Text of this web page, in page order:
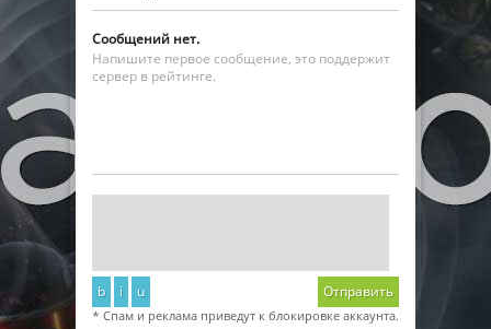
Сообщений нет.
Напишите первое сообщение, это поддержит
сервер в рейтинге.
b i u Отправить
* Спам и реклама приведут к блокировке аккаунта.